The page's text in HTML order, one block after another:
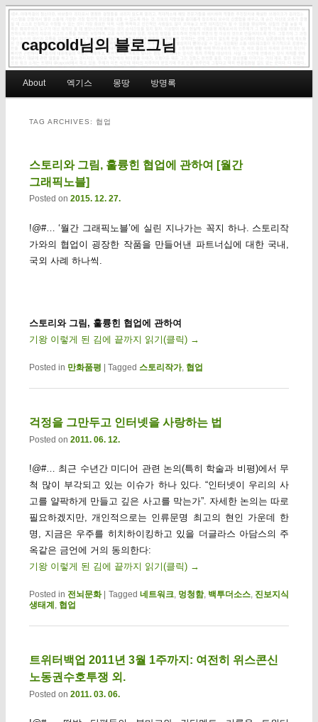
capcold님의 블로그님
Skip to primary content
Skip to secondary content
About 엑기스 몽땅 방명록
TAG ARCHIVES: 협업
스토리와 그림, 훌륭힌 협업에 관하여 [월간
그래픽노블]
Posted on 2015. 12. 27.
!@#… ‘월간 그래픽노블’에 실린 지나가는 꼭지 하나. 스토리작
가와의 협업이 굉장한 작품을 만들어낸 파트너십에 대한 국내,
국외 사례 하나씩.
스토리와 그림, 훌륭힌 협업에 관하여
기왕 이렇게 된 김에 끝까지 읽기(클릭) →
Posted in 만화품평 Tagged 스토리작가, 협업
걱정을 그만두고 인터넷을 사랑하는 법
Posted on 2011. 06. 12.
!@#… 최근 수년간 미디어 관련 논의(특히 학술과 비평)에서 무
척 많이 부각되고 있는 이슈가 하나 있다. “인터넷이 우리의 사
고를 얄팍하게 만들고 깊은 사고를 막는가”. 자세한 논의는 따로
필요하겠지만, 개인적으로는 인류문명 최고의 현인 가운데 한
명, 지금은 우주를 히치하이킹하고 있을 더글라스 아담스의 주
옥같은 금언에 거의 동의한다:
기왕 이렇게 된 김에 끝까지 읽기(클릭) →
Posted in 전뇌문화 Tagged 네트워크, 멍청함, 백투더소스, 진보지식
생태계 , 협업
트위터백업 2011년 3월 1주까지: 여전히 위스콘신
노동권수호투쟁 외.
Posted on 2011. 03. 06.